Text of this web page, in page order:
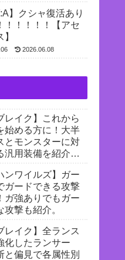
】クシャ復活あり
！！！！！【アセ
2026.06.08
レイク】これから
始める方に！大半
とモンスターに対
汎用装備を紹介
ンワイルズ】ガー
ガードできる攻撃
ガ強ありでもガー
攻撃も紹介。
レイク】全ランス
化したランサー
と偏見で各属性別